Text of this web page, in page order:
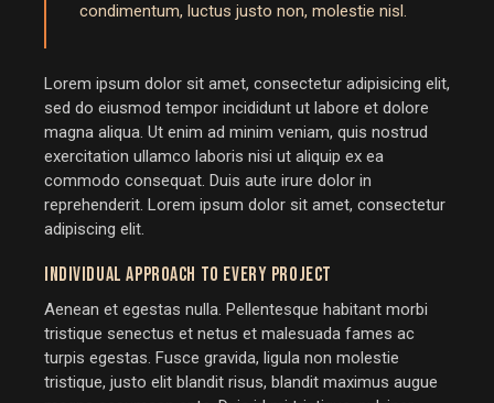
condimentum, luctus justo non, molestie nisl.
Lorem ipsum dolor sit amet, consectetur adipisicing elit,
sed do eiusmod tempor incididunt ut labore et dolore
magna aliqua. Ut enim ad minim veniam, quis nostrud
exercitation ullamco laboris nisi ut aliquip ex ea
commodo consequat. Duis aute irure dolor in
reprehenderit. Lorem ipsum dolor sit amet, consectetur
adipiscing elit.
INDIVIDUAL APPROACH TO EVERY PROJECT
Aenean et egestas nulla. Pellentesque habitant morbi
tristique senectus et netus et malesuada fames ac
turpis egestas. Fusce gravida, ligula non molestie
tristique, justo elit blandit risus, blandit maximus augue